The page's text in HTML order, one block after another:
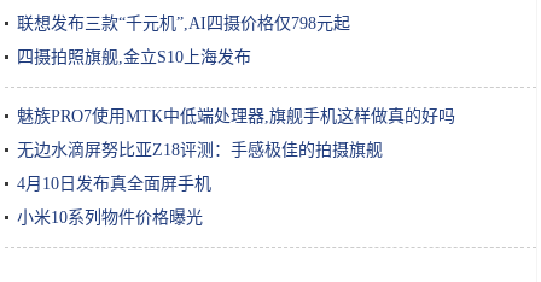
联想发布三款“千元机”,AI四摄价格仅798元起
四摄拍照旗舰,金立S10上海发布
魅族PRO7使用MTK中低端处理器,旗舰手机这样做真的好吗
无边水滴屏努比亚Z18评测：手感极佳的拍摄旗舰
4月10日发布真全面屏手机
小米10系列物件价格曝光